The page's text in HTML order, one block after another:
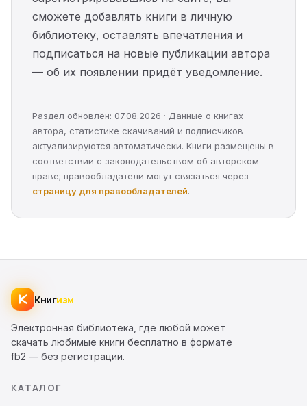
сможете добавлять книги в личную
библиотеку, оставлять впечатления и
подписаться на новые публикации автора
— об их появлении придёт уведомление.
Раздел обновлён: 07.08.2026 · Данные о книгах
автора, статистике скачиваний и подписчиков
актуализируются автоматически. Книги размещены в
соответствии с законодательством об авторском
праве; правообладатели могут связаться через
страницу для правообладателей.
Книгизм
Электронная библиотека, где любой может
скачать любимые книги бесплатно в формате
fb2 — без регистрации.
КАТАЛОГ